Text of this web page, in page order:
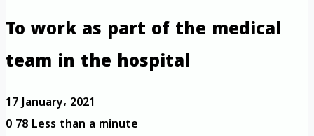
To work as part of the medical
team in the hospital
17 January، 2021
078Less than a minute